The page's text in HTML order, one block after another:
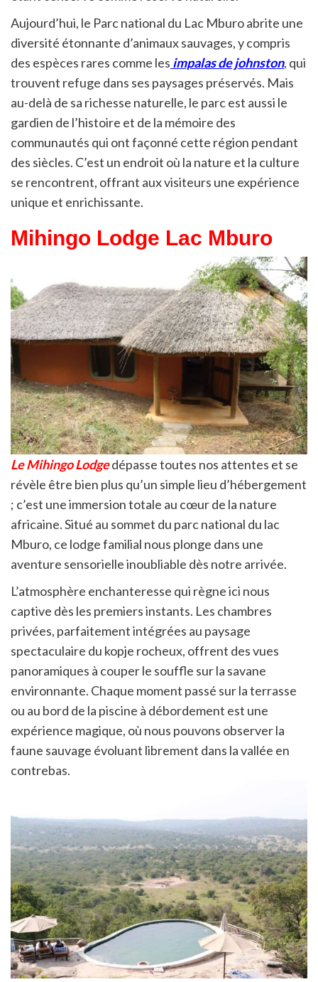
Aujourd’hui, le Parc national du Lac Mburo abrite une
diversité étonnante d’animaux sauvages, y compris
des espèces rares comme les impalas de johnston, qui
trouvent refuge dans ses paysages préservés. Mais
au-delà de sa richesse naturelle, le parc est aussi le
gardien de l’histoire et de la mémoire des
communautés qui ont façonné cette région pendant
des siècles. C’est un endroit où la nature et la culture
se rencontrent, offrant aux visiteurs une expérience
unique et enrichissante.
Mihingo Lodge Lac Mburo
Le Mihingo Lodgedépasse toutes nos attentes et se
révèle être bien plus qu’un simple lieu d’hébergement
; c’est une immersion totale au cœur de la nature
africaine. Situé au sommet du parc national du lac
Mburo, ce lodge familial nous plonge dans une
aventure sensorielle inoubliable dès notre arrivée.
L’atmosphère enchanteresse qui règne ici nous
captive dès les premiers instants. Les chambres
privées, parfaitement intégrées au paysage
spectaculaire du kopje rocheux, offrent des vues
panoramiques à couper le souffle sur la savane
environnante. Chaque moment passé sur la terrasse
ou au bord de la piscine à débordement est une
expérience magique, où nous pouvons observer la
faune sauvage évoluant librement dans la vallée en
contrebas.